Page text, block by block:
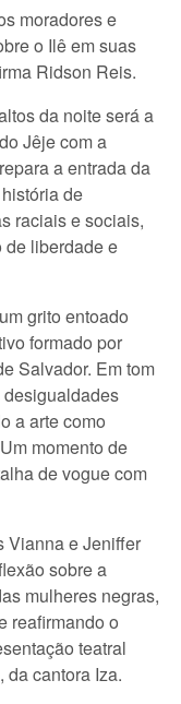
moradores e
o Ilê em suas
Ridson Reis.
da noite será a
Jêje com a
a entrada da
de
raciais e sociais,
de liberdade e
grito entoado
formado por
Salvador. Em tom
a arte como
momento de
de vogue com
Vianna e Jeniffer
sobre a
mulheres negras,
reafirmando o
teatral
da cantora Iza.